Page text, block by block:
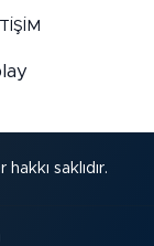
saklıdır.